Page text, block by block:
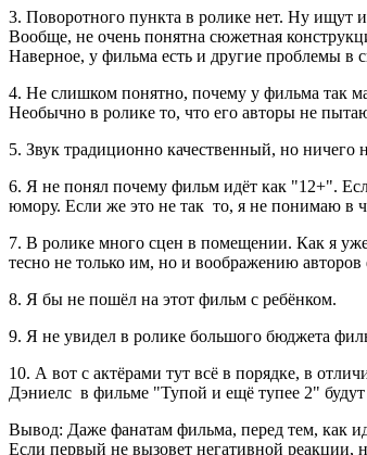
3. Поворотного пункта в ролике нет. Ну ищут
Вообще, не очень понятна сюжетная
Наверное, у фильма есть и другие проблемы в
4. Не слишком понятно, почему у фильма так
Необычно в ролике то, что его авторы не
5. Звук традиционно качественный, но ничего
6. Я не понял почему фильм идёт как "12+".
юмору. Если же это не так то, я не понимаю в
7. В ролике много сцен в помещении. Как я
тесно не только им, но и воображению авторов
8. Я бы не пошёл на этот фильм с ребёнком.
9. Я не увидел в ролике большого бюджета
10. А вот с актёрами тут всё в порядке, в
Дэниелс в фильме "Тупой и ещё тупее 2" будут
Вывод: Даже фанатам фильма, перед тем, как
Если первый не вызовет негативной реакции,